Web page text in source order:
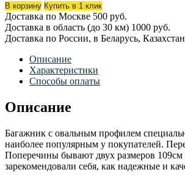
В корзину Купить в 1 клик
Доставка по Москве 500 руб.
Доставка в область (до 30 км) 1000 руб.
Доставка по России, в Беларусь, Казахстан
Описание
Характеристики
Способы оплаты
Описание
Багажник с овальным профилем
наиболее популярным у покупателей.
Поперечины бывают двух размеров 109см
зарекомендовали себя, как надежные и